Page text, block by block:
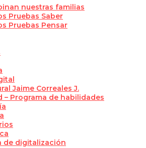
nuestras familias
Pruebas Saber
Pruebas Pensar
Jaime Correales J.
– Programa de habilidades
de digitalización